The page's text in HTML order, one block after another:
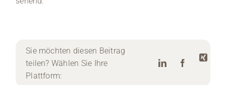
Sie möchten diesen Beitrag
teilen? Wählen Sie Ihre
Plattform: